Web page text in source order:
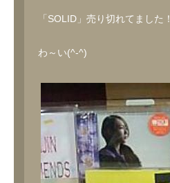
「SOLID」売り切れてました！
わ～い(^-^)